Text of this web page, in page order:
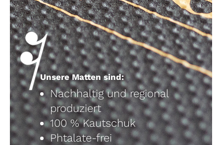
Unsere Matten sind:
Nachhaltig und regional
produziert
100 % Kautschuk
Phtalate-frei